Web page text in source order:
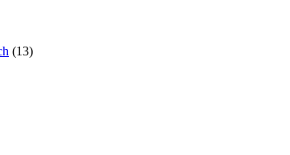
(13)